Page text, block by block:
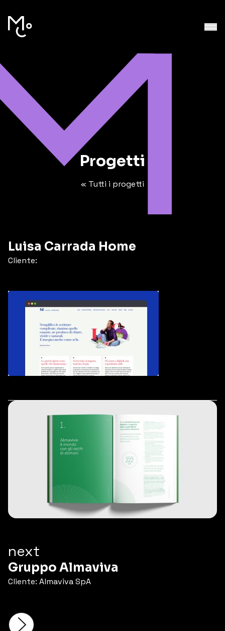
Progetti
« Tutti i progetti
Luisa Carrada Home
Cliente:
next
Gruppo Almaviva
Cliente: Almaviva SpA